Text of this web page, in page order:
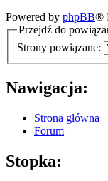
Powered by phpBB®
Przejdź do
Strony powiązane:
Nawigacja:
Strona główna
Forum
Stopka: